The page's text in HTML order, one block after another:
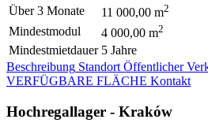
Über 3 Monate 11 000,00 m2
Mindestmodul 4 000,00 m2
Mindestmietdauer 5 Jahre
Beschreibung Standort Öffentlicher
VERFÜGBARE FLÄCHE Kontakt
Hochregallager - Kraków